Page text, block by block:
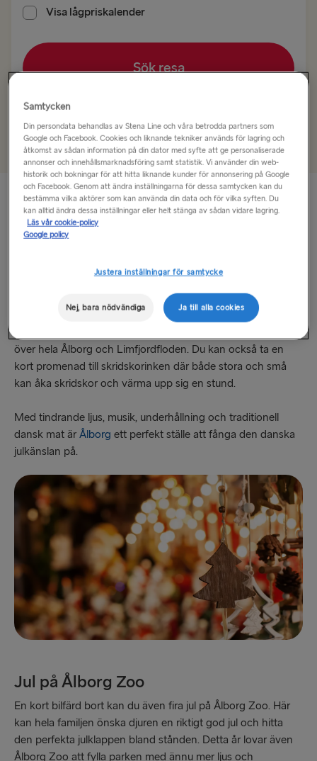
Trelleborg → Rostock
Kiel → Göteborg
Rostock → Trelleborg
TILL DANMARK
Göteborg → Fredrikshamn
Fredrikshamn → Göteborg
TILL POLEN
Karlskrona → Gdynia
Ventspils → Nynäshamn
Rosslare → Fishguard
Belfast → Cairnryan
Belfast → Liverpool
Hoek van Holland → Harwich
Holyhead → Dublin
Travemünde → Liepāja
Fishguard → Rosslare
Cairnryan → Belfast
Harwich → Hoek van Holland
Dublin → Holyhead
Liepāja → Travemünde
Visa lågpriskalender
Sök resa
+ Lägg till erbjudandekod
Jul i Ålborg
stånden och doften av kanel och varm choklad tar sig
genom hela marknaden. Missa inte chansen att åka upp i
över hela Ålborg och Limfjordfloden. Du kan också ta en
kort promenad till skridskorinken där både stora och små
kan åka skridskor och värma upp sig en stund.
Med tindrande ljus, musik, underhållning och traditionell
dansk mat är Ålborg ett perfekt ställe att fånga den danska
julkänslan på.
Jul på Ålborg Zoo
En kort bilfärd bort kan du även fira jul på Ålborg Zoo. Här
kan hela familjen önska djuren en riktigt god jul och hitta
den perfekta julklappen bland stånden. Detta år lovar även
Ålborg Zoo att fylla parken med ännu mer ljus och
Samtycken
Din persondata behandlas av Stena Line och våra betrodda partners som
Google och Facebook. Cookies och liknande tekniker används för lagring och
åtkomst av sådan information på din dator med syfte att ge personaliserade
annonser och innehållsmarknadsföring samt statistik. Vi använder din web-
historik och bokningar för att hitta liknande kunder för annonsering på Google
och Facebook. Genom att ändra inställningarna för dessa samtycken kan du
bestämma vilka aktörer som kan använda din data och för vilka syften. Du
kan alltid ändra dessa inställningar eller helt stänga av sådan vidare lagring.
Läs vår cookie-policy
Google policy
Justera inställningar för samtycke
Nej, bara nödvändiga Ja till alla cookies